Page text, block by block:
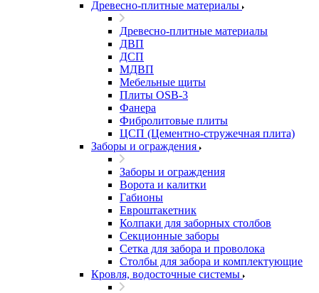
Древесно-плитные материалы
Древесно-плитные материалы
ДВП
ДСП
МДВП
Мебельные щиты
Плиты OSB-3
Фанера
Фибролитовые плиты
ЦСП (Цементно-стружечная плита)
Заборы и ограждения
Заборы и ограждения
Ворота и калитки
Габионы
Евроштакетник
Колпаки для заборных столбов
Секционные заборы
Сетка для забора и проволока
Столбы для забора и комплектующие
Кровля, водосточные системы